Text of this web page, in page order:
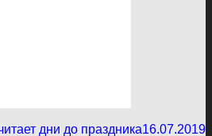
дни до праздника16.07.2019